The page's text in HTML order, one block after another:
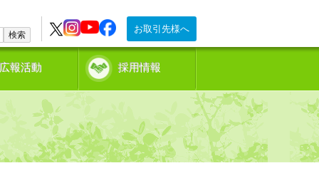
お取引先様へ
検索
報活動 採用情報